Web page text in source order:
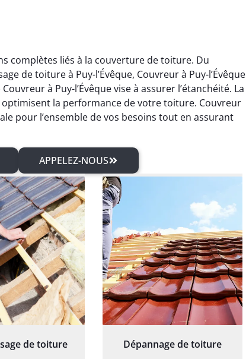
complètes liés à la couverture de toiture. Du
de toiture à Puy-l’Évêque, Couvreur à Puy-l’Évêque
à Puy-l’Évêque vise à assurer l’étanchéité. La
optimisent la performance de votre toiture. Couvreur
pour l’ensemble de vos besoins tout en assurant
APPELEZ-NOUS
de toiture Dépannage de toiture
Rolland
2026
du traitement
et des travaux
Travail sérieux
rendu
final.
21 juin 2025
Intervention rapide pour une
réparation de fuite de
toiture. Problème réglé
immédiatement. Très bon
travail.